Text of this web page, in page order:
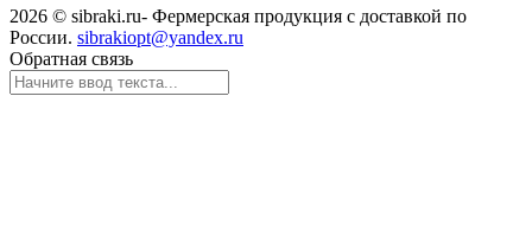
2026 © sibraki.ru- Фермерская продукция с доставкой по
России. sibrakiopt@yandex.ru
Обратная связь